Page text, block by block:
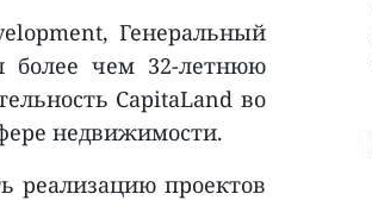
Генеральный
более чем 32-летнюю
CapitaLand во
недвижимости.
реализацию проектов